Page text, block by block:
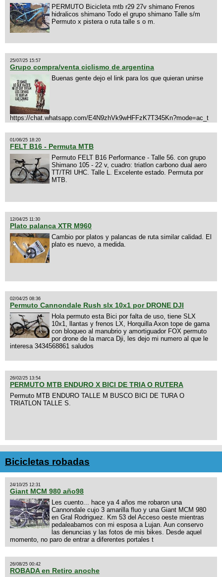
PERMUTO Bicicleta mtb r29 27v shimano Frenos
hidralicos shimano Todo el grupo shimano Talle s/m
Permuto x pistera o ruta talle s o m.
25/07/25 15:57
Grupo compra/venta ciclismo de argentina
Buenas gente dejo el link para los que quieran unirse
https://chat.whatsapp.com/E4N9zhVk9wHFFzK7T345Kn?mode=ac_t
01/06/25 18:20
FELT B16 - Permuta MTB
Permuto FELT B16 Performance - Talle 56. con grupo
Shimano 105 - 22 v, cuadro: triatlon carbono dual aero
TT/TRI UHC. Talle L. Excelente estado. Permuta por
MTB.
12/04/25 11:30
Plato palanca XTR M960
Cambio por platos y palancas de ruta similar calidad. El
plato es nuevo, a medida.
02/04/25 08:36
Permuto Cannondale Rush slx 10x1 por DRONE DJI
Hola permuto esta Bici por falta de uso, tiene SLX
10x1, llantas y frenos LX, Horquilla Axon tope de gama
con bloqueo al manubrio y amortiguador FOX permuto
por drone de la marca Dji, les dejo mi numero al que le
interesa 3434568861 saludos
26/02/25 13:54
PERMUTO MTB ENDURO X BICI DE TRIA O RUTERA
Permuto MTB ENDURO TALLE M BUSCO BICI DE TURA O
TRIATLON TALLE S.
Bicicletas robadas
24/10/25 12:31
Giant MCM 980 año98
Les cuento... hace ya 4 años me robaron una
Cannondale cujo 3 amarilla fluo y una Giant MCM 980
en Gral Rodriguez. Km 53 del Acceso oeste mientras
pedaleabamos con mi esposa a Lujan. Aun conservo
las denuncias y las fotos de mis bikes. Desde aquel
momento, no paro de entrar a diferentes portales t
26/08/25 00:42
ROBADA en Retiro anoche